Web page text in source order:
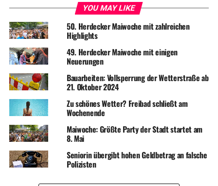
YOU MAY LIKE
50. Herdecker Maiwoche mit zahlreichen
Highlights
49. Herdecker Maiwoche mit einigen
Neuerungen
Bauarbeiten: Vollsperrung der Wetterstraße ab
21. Oktober 2024
Zu schönes Wetter? Freibad schließt am
Wochenende
Maiwoche: Größte Party der Stadt startet am
8. Mai
Seniorin übergibt hohen Geldbetrag an falsche
Polizisten